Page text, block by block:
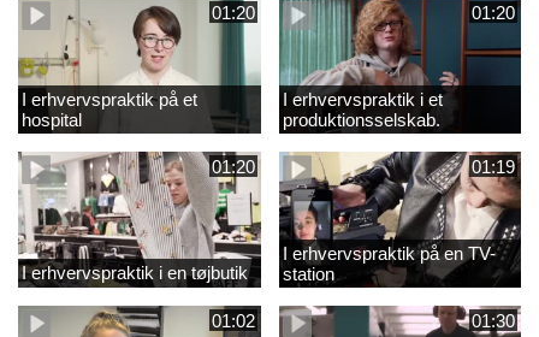
01:20
I erhvervspraktik på et
hospital
01:20
I erhvervspraktik i et
produktionsselskab.
01:20
I erhvervspraktik i en tøjbutik
01:19
I erhvervspraktik på en TV-
station
01:02 01:30